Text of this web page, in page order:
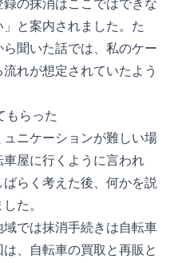
の抹消はここではできな
と案内されました。た
聞いた話では、私のケー
れが想定されていたよう
もらった
ニケーションが難しい場
屋に行くように言われ
らく考えた後、何かを説
た。
では抹消手続きは自転車
、自転車の買取と再販と